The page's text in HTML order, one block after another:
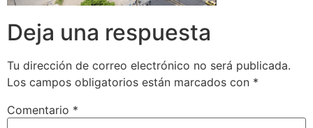
Deja una respuesta
Tu dirección de correo electrónico no será publicada.
Los campos obligatorios están marcados con *
Comentario *